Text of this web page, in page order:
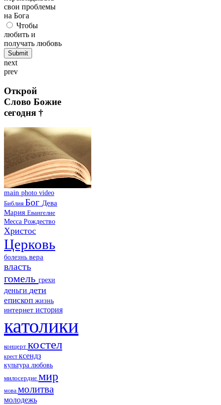
свои проблемы
на Бога
Чтобы
любить и
получать любовь
next
prev
Открой
Слово Божие
сегодня †
main photo video
Библия Бог Дева
Мария Евангелие
Месса Рождество
Христос
Церковь
болезнь вера
власть
гомель грехи
деньги дети
епископ жизнь
интернет история
католики
концерт костел
крест ксендз
культура любовь
милосердие мир
мова молитва
молодежь